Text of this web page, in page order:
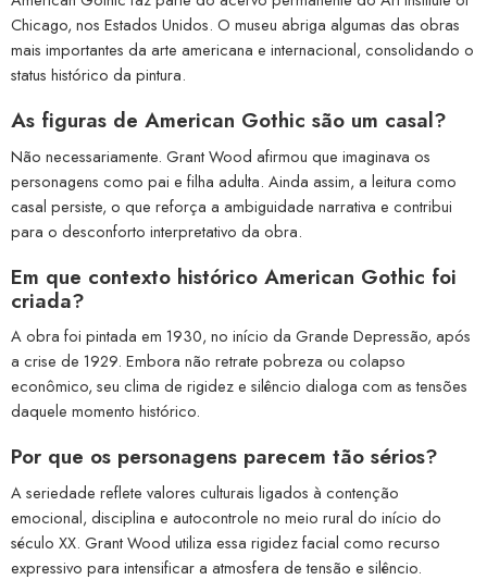
Chicago, nos Estados Unidos. O museu abriga algumas das obras
mais importantes da arte americana e internacional, consolidando o
status histórico da pintura.
As figuras de American Gothic são um casal?
Não necessariamente. Grant Wood afirmou que imaginava os
personagens como pai e filha adulta. Ainda assim, a leitura como
casal persiste, o que reforça a ambiguidade narrativa e contribui
para o desconforto interpretativo da obra.
Em que contexto histórico American Gothic foi
criada?
A obra foi pintada em 1930, no início da Grande Depressão, após
a crise de 1929. Embora não retrate pobreza ou colapso
econômico, seu clima de rigidez e silêncio dialoga com as tensões
daquele momento histórico.
Por que os personagens parecem tão sérios?
A seriedade reflete valores culturais ligados à contenção
emocional, disciplina e autocontrole no meio rural do início do
século XX. Grant Wood utiliza essa rigidez facial como recurso
expressivo para intensificar a atmosfera de tensão e silêncio.